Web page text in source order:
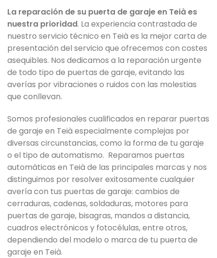
La reparación de su puerta de garaje en Teià es
nuestra prioridad. La experiencia contrastada de
nuestro servicio técnico en Teià es la mejor carta de
presentación del servicio que ofrecemos con costes
asequibles. Nos dedicamos a la reparación urgente
de todo tipo de puertas de garaje, evitando las
averías por vibraciones o ruidos con las molestias
que conllevan.
Somos profesionales cualificados en reparar puertas
de garaje en Teià especialmente complejas por
diversas circunstancias, como la forma de tu garaje
o el tipo de automatismo. Reparamos puertas
automáticas en Teià de las principales marcas y nos
distinguimos por resolver exitosamente cualquier
avería con tus puertas de garaje: cambios de
cerraduras, cadenas, soldaduras, motores para
puertas de garaje, bisagras, mandos a distancia,
cuadros electrónicos y fotocélulas, entre otros,
dependiendo del modelo o marca de tu puerta de
garaje en Teià.